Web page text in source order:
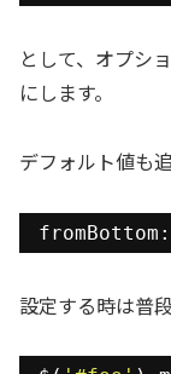
として、オプシ
にします。
デフォルト値も
fromBottom:
設定する時は普